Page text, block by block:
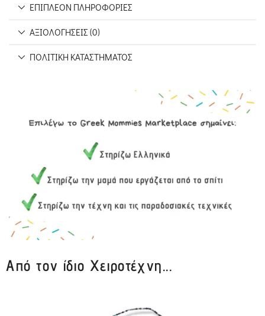
ΕΠΙΠΛΈΟΝ ΠΛΗΡΟΦΟΡΊΕΣ
ΑΞΙΟΛΟΓΉΣΕΙΣ (0)
ΠΟΛΙΤΙΚΉ ΚΑΤΑΣΤΉΜΑΤΟΣ
Από τον ίδιο Χειροτέχνη...